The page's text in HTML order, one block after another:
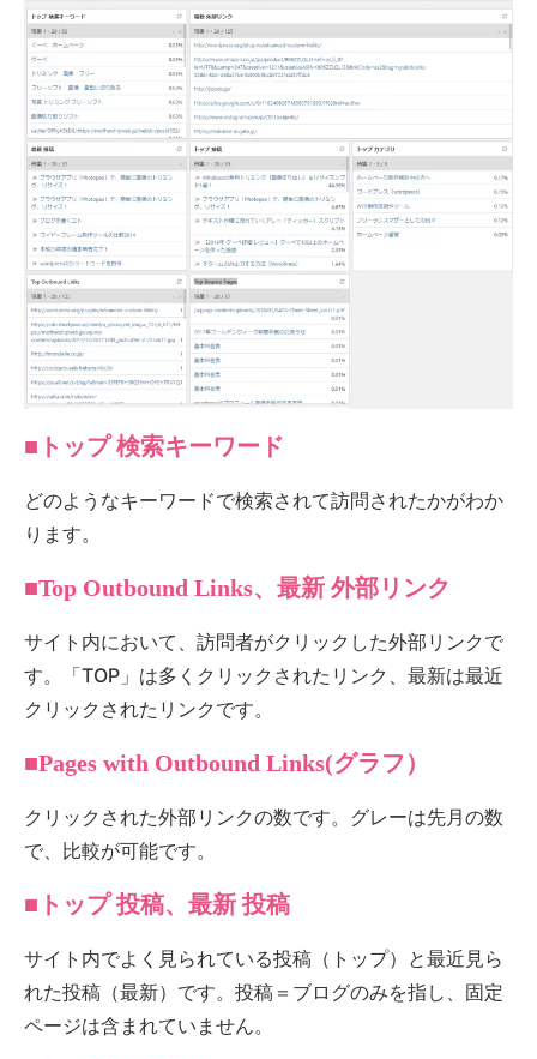
■トップ 検索キーワード
どのようなキーワードで検索されて訪問されたかがわか
ります。
■Top Outbound Links、最新 外部リンク
サイト内において、訪問者がクリックした外部リンクで
す。「TOP」は多くクリックされたリンク、最新は最近
クリックされたリンクです。
■Pages with Outbound Links(グラフ）
クリックされた外部リンクの数です。グレーは先月の数
で、比較が可能です。
■トップ 投稿、最新 投稿
サイト内でよく見られている投稿（トップ）と最近見ら
れた投稿（最新）です。投稿＝ブログのみを指し、固定
ページは含まれていません。